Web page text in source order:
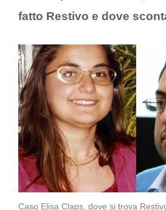
fatto Restivo e dove
Caso Elisa Claps, dove si trova